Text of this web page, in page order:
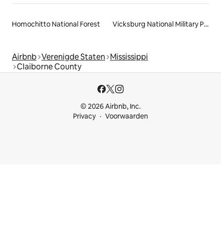
Homochitto National Forest Vicksburg National Military Park
Airbnb Verenigde Staten Mississippi
Claiborne County
© 2026 Airbnb, Inc.
Privacy
Voorwaarden